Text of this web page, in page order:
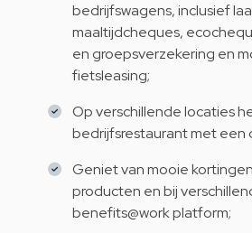
bedrijfswagens, inclusief
maaltijdcheques,
en groepsverzekering en
fietsleasing;
Op verschillende locaties
bedrijfsrestaurant met een
Geniet van mooie
producten en bij
benefits@work platform;